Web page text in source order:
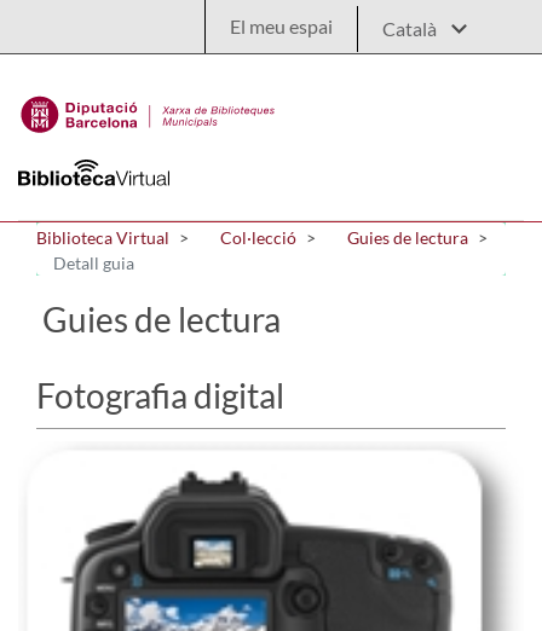
El meu espai
Biblioteca Virtual Col·lecció
Guies de lectura
Detall guia
Guies de lectura
Fotografia digital